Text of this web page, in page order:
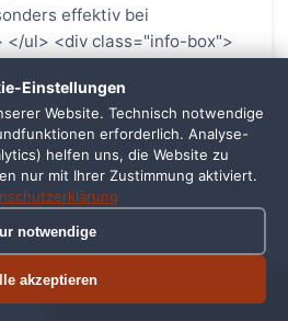
Einstellungen
Website. Technisch notwendige
erforderlich. Analyse-
helfen uns, die Website zu
nur mit Ihrer Zustimmung aktiviert.
notwendige
akzeptieren
👋 Hallo, ich bin Pixi!
Fragen zu Webdesign, SEO
einfach, ich antworte sofort.